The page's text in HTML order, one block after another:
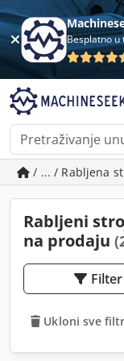
Besplatno u
/ ... / Rabljena
Rabljeni
na prodaju
Filter
Ukloni sve